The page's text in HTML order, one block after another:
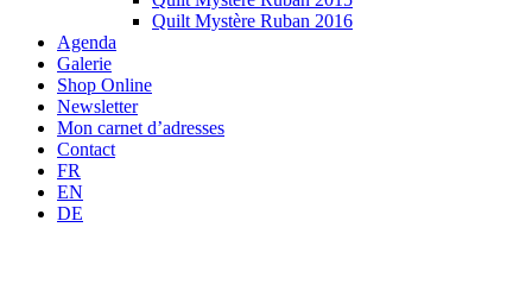
Quilt Mystère Ruban 2016
Agenda
Galerie
Shop Online
Newsletter
Mon carnet d’adresses
Contact
FR
EN
DE